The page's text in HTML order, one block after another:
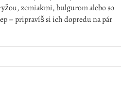
zemiakmi, bulgurom alebo so
– pripravíš si ich dopredu na pár